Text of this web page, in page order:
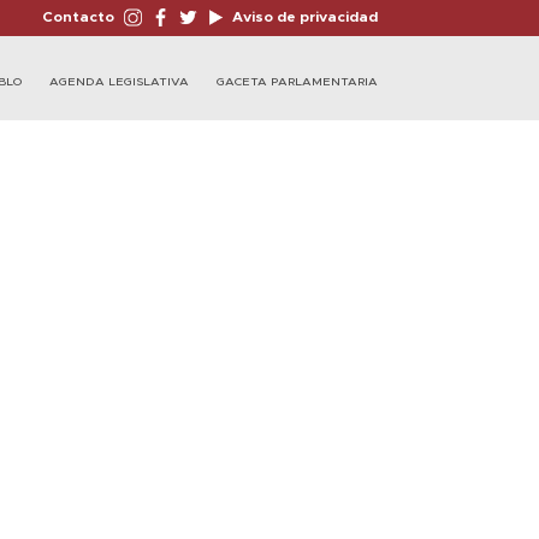
Contacto Aviso de privacidad
AGENDA LEGISLATIVA GACETA PARLAMENTARIA